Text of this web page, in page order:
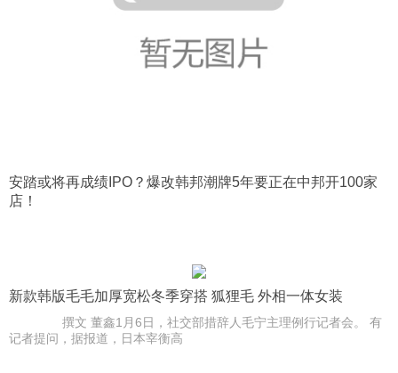
安踏或将再成绩IPO？爆改韩邦潮牌5年要正在中邦开100家
店！
新款韩版毛毛加厚宽松冬季穿搭 狐狸毛 外相一体女装
撰文 ‍‍董鑫1月6日，社交部措辞人毛宁主理例行记者会。 有
记者提问，据报道，日本宰衡高